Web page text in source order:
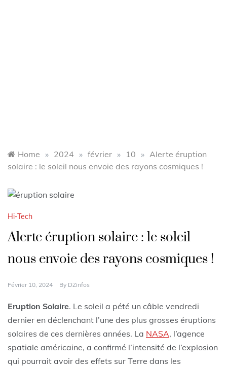
Home » 2024 » février » 10 » Alerte éruption
solaire : le soleil nous envoie des rayons cosmiques !
Hi-Tech
Alerte éruption solaire : le soleil
nous envoie des rayons cosmiques !
Février 10, 2024 By DZinfos
Eruption Solaire. Le soleil a pété un câble vendredi
dernier en déclenchant l’une des plus grosses éruptions
solaires de ces dernières années. La NASA, l’agence
spatiale américaine, a confirmé l’intensité de l’explosion
qui pourrait avoir des effets sur Terre dans les